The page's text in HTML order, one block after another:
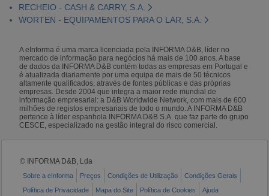
RECHEIO - CASH & CARRY, S.A.
WORTEN - EQUIPAMENTOS PARA O LAR, S.A.
A eInforma é uma marca licenciada pela INFORMA D&B, líder no
mercado de informação para negócios há mais de 100 anos. A base
de dados da INFORMA D&B contém todas as empresas em Portugal e
é atualizada diariamente por uma equipa de mais de 50 técnicos
altamente qualificados, através de fontes públicas e das próprias
empresas. Desde 2004 que integra a maior rede mundial de
informação empresarial: a D&B Worldwide Network, com mais de 600
milhões de registos empresariais de todo o mundo. A INFORMA D&B
pertence à líder espanhola INFORMA D&B S.A. que faz parte do grupo
CESCE, especializado na gestão integral do risco comercial.
© INFORMA D&B, Lda
Sobre a eInforma Preços Condições de Utilização
Condições Gerais
Política de Privacidade
Mapa do Site Política de Cookies Ajuda